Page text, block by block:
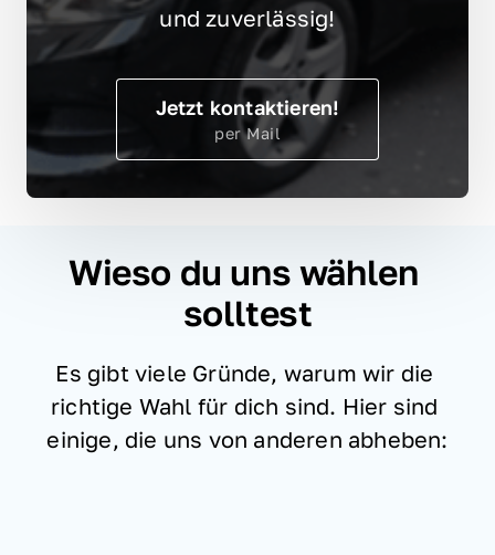
und zuverlässig!
Jetzt kontaktieren!
per Mail
Wieso du uns wählen
solltest
Es gibt viele Gründe, warum wir die
richtige Wahl für dich sind. Hier sind
einige, die uns von anderen abheben: